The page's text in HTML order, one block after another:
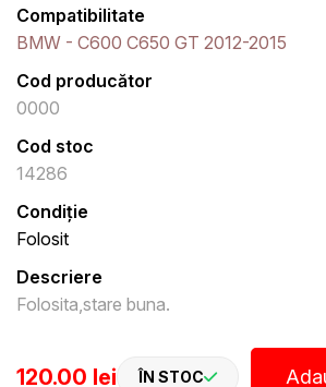
Compatibilitate
BMW - C600 C650 GT 2012-2015
Cod producător
0000
Cod stoc
14286
Condiție
Folosit
Descriere
Folosita,stare buna.
120.00 lei ÎN STOC